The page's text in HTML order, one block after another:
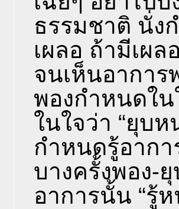
ธรรมชาติ นั่ง
เผลอ ถ้ามีเผ
จนเห็นอากา
พองกำหนดใ
ในใจว่า “ยุบ
กำหนดรู้อากา
บางครั้งพอง-
อาการนั้น “รู้ห